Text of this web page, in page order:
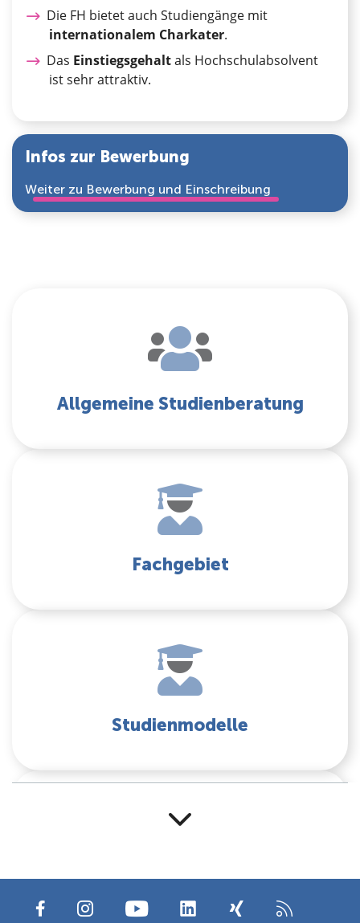
Die FH bietet auch Studiengänge mit
internationalem Charkater.
Das Einstiegsgehaltals Hochschulabsolvent
ist sehr attraktiv.
Infos zur Bewerbung
Weiter zu Bewerbung und Einschreibung
Allgemeine Studienberatung
Fachgebiet
Studienmodelle
Events für Studieninteressierte